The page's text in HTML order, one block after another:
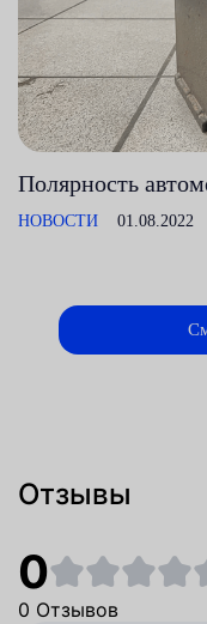
Полярность
НОВОСТИ 01.08.2022
Отзывы
0
0 Отзывов